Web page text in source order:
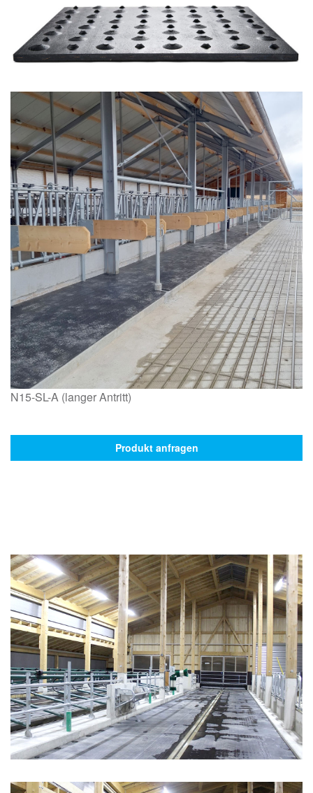
N15-SL-A (langer Antritt)
Produkt anfragen